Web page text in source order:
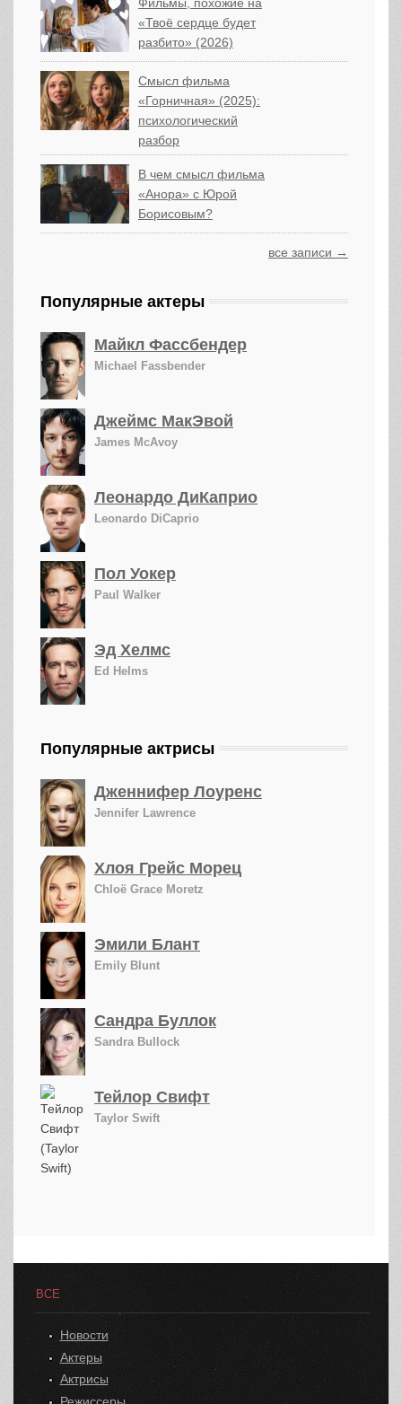
«Твоё сердце будет
разбито» (2026)
Смысл фильма
«Горничная» (2025):
психологический
разбор
В чем смысл фильма
«Анора» с Юрой
Борисовым?
все записи →
Популярные актеры
Майкл Фассбендер
Michael Fassbender
Джеймс МакЭвой
James McAvoy
Леонардо ДиКаприо
Leonardo DiCaprio
Пол Уокер
Paul Walker
Эд Хелмс
Ed Helms
Популярные актрисы
Дженнифер Лоуренс
Jennifer Lawrence
Хлоя Грейс Морец
Chloë Grace Moretz
Эмили Блант
Emily Blunt
Сандра Буллок
Sandra Bullock
Тейлор Свифт
Taylor Swift
ВСЕ
Новости
Актеры
Актрисы